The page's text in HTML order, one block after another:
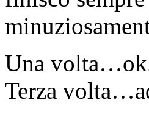
Una volta…ok.
Terza